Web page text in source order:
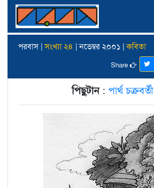
পরবাস |সংখ্যা ২৪ | নভেম্বর ২০০১ |কবিতা
Share
পিছুটান: পার্থ চক্রবর্তী